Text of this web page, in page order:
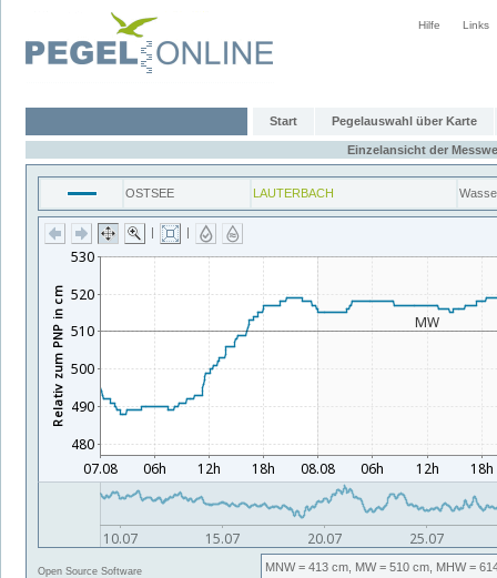
Hilfe Links
Start Pegelauswahl über Karte
Einzelansicht der
OSTSEE LAUTERBACH
| |
Open Source Software MNW= 413 cm, MW= 510 cm, MHW=